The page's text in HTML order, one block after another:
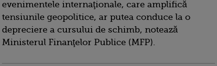
evenimentele internaţionale, care amplifică
tensiunile geopolitice, ar putea conduce la o
depreciere a cursului de schimb, notează
Ministerul Finanţelor Publice (MFP).